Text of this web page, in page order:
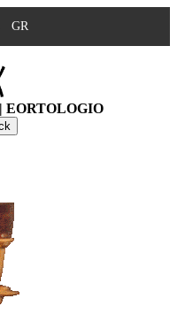
GR
EORTOLOGIO